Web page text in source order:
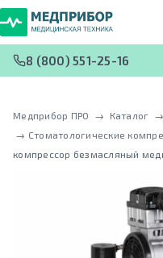
8 (800) 551-25-16
Медприбор ПРО → Каталог →
→ Стоматологические
кoмпрeccoр безмасляный